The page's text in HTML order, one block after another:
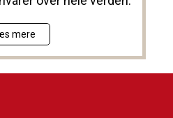
mere